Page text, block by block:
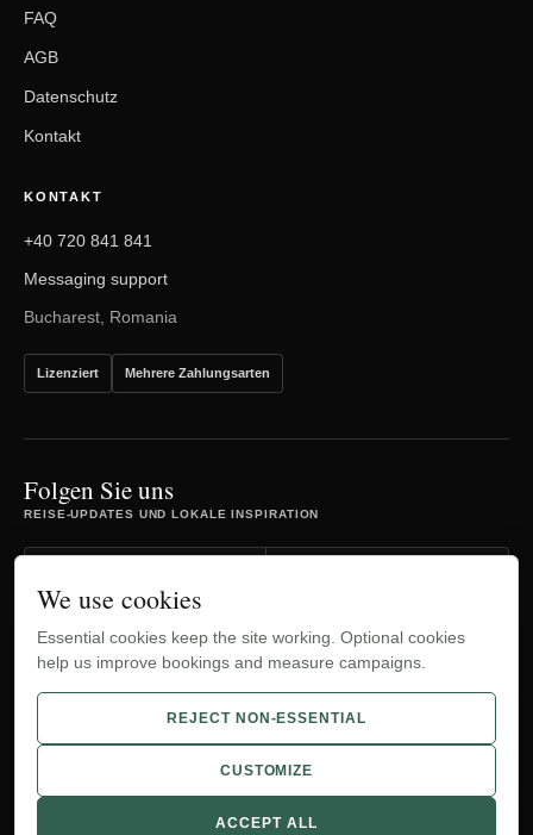
FAQ
AGB
Datenschutz
Kontakt
KONTAKT
+40 720 841 841
Messaging support
Bucharest, Romania
Lizenziert Mehrere Zahlungsarten
Folgen Sie uns
REISE-UPDATES UND LOKALE INSPIRATION
TripAdvisor YouTube
WhatsApp
© 2012-2026 Bucharest Airport Transfers.
We use cookies
Essential cookies keep the site working. Optional cookies
help us improve bookings and measure campaigns.
REJECT NON-ESSENTIAL
CUSTOMIZE
ACCEPT ALL